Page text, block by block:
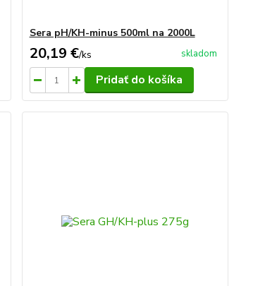
Sera pH/KH-minus 500ml na 2000L
20,19 €/ks skladom
Pridať do košíka